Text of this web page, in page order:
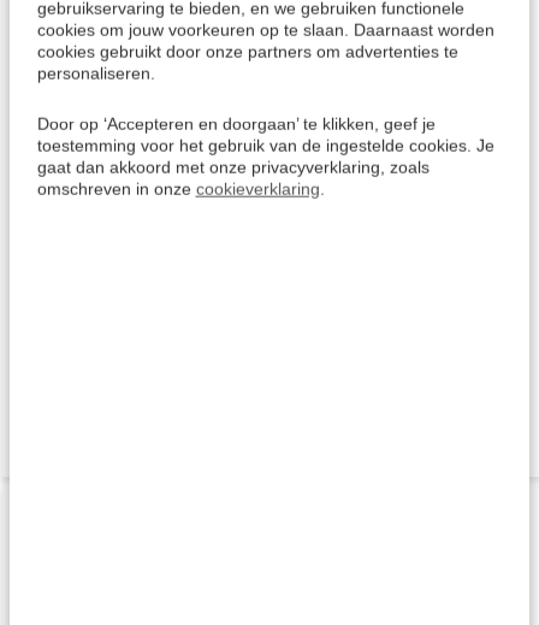
gebruikservaring te bieden, en we gebruiken functionele
cookies om jouw voorkeuren op te slaan. Daarnaast worden
cookies gebruikt door onze partners om advertenties te
personaliseren.
Door op ‘Accepteren en doorgaan’ te klikken, geef je
toestemming voor het gebruik van de ingestelde cookies. Je
gaat dan akkoord met onze privacyverklaring, zoals
omschreven in onze cookieverklaring.
Snel en Vlot Frans leren
(Boek)
Wil je graag Frans leren spreken,
maar heb je niet veel tijd om de
taal te leren? Dan is dit het
taalcursus Frans
(Download)
Frans leren vanuit het
Nederlands. Deze taalcursus is
direct te downloaden! Makkelijke